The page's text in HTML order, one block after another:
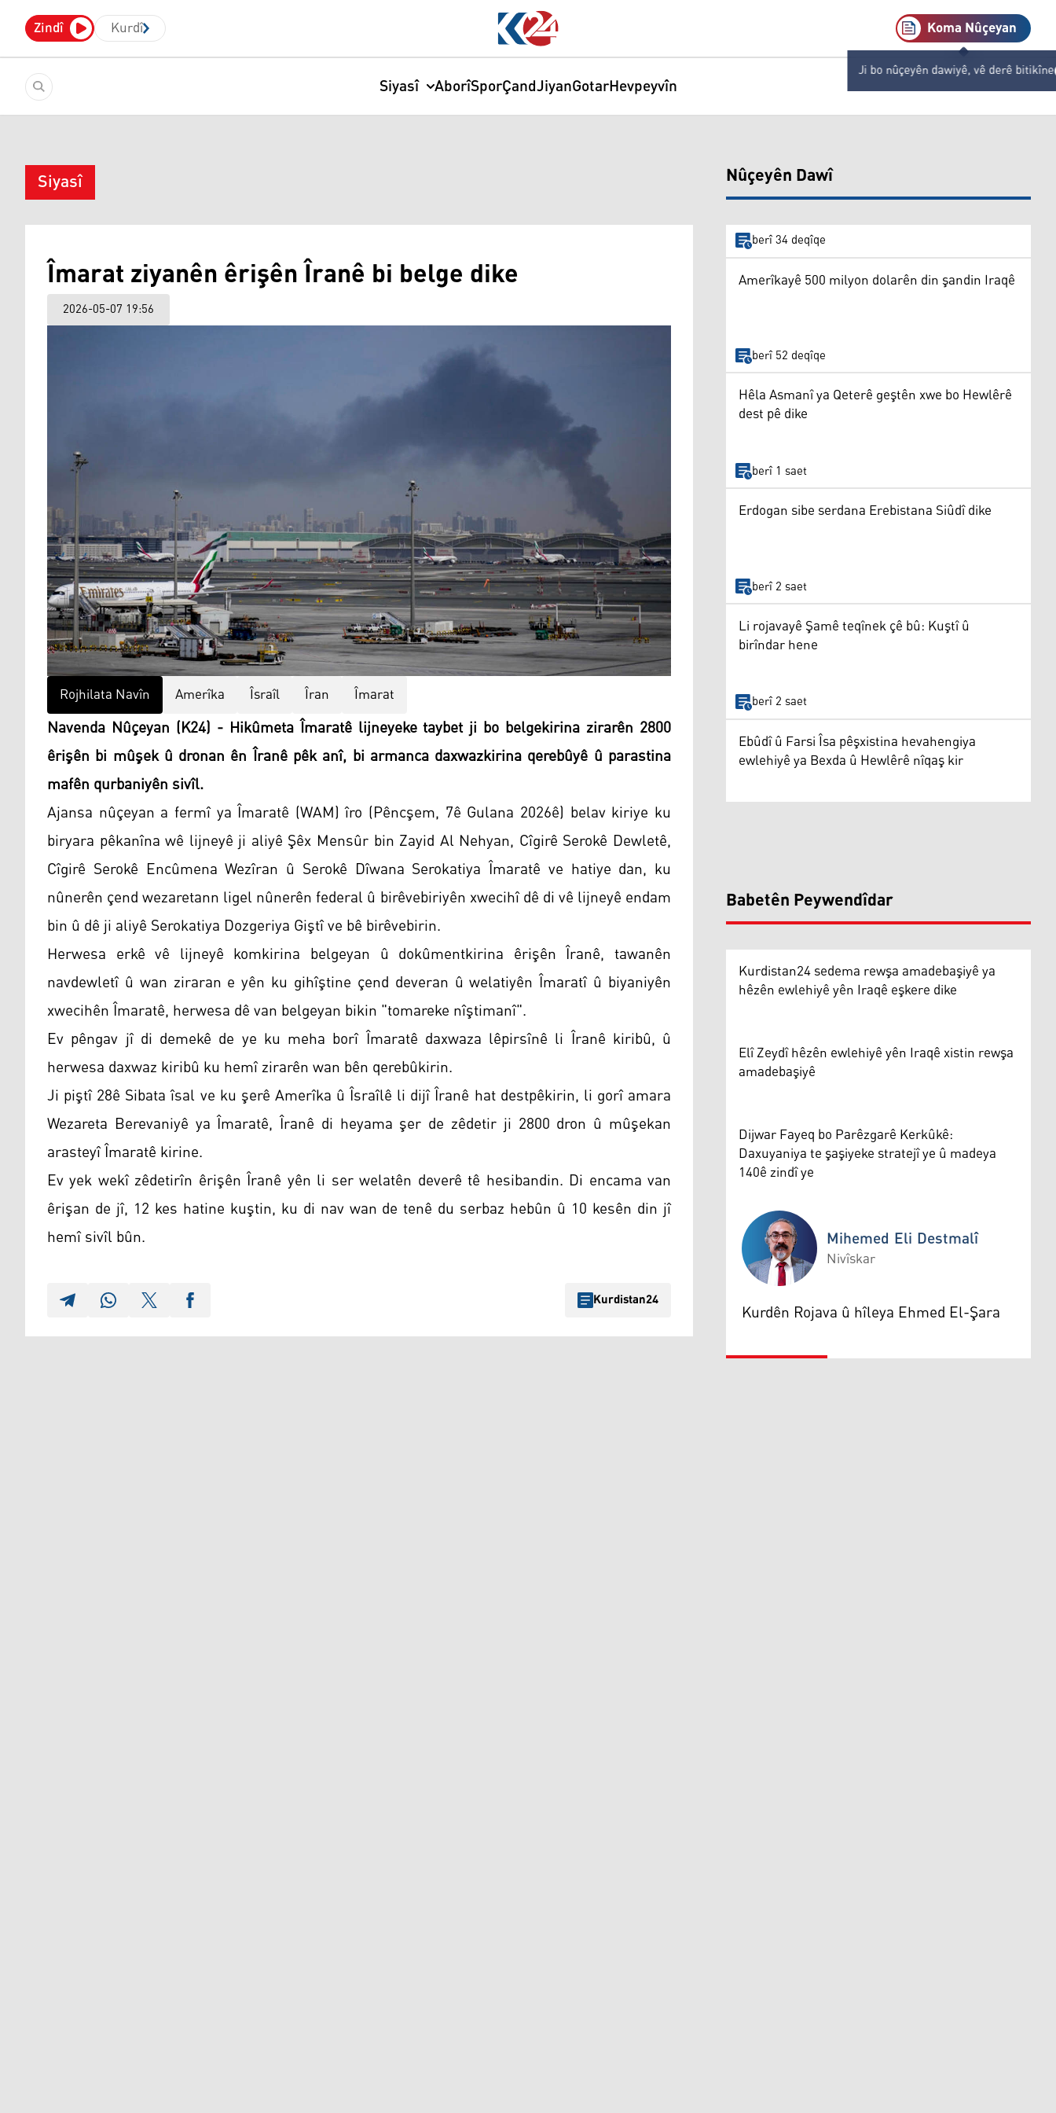
Zindî Kurdî Koma Nûçeyan
Ji bo nûçeyên dawiyê, vê derê bitikîne
Siyasî AborîSporÇandJiyanGotarHevpeyvîn
Siyasî
Îmarat ziyanên êrişên Îranê bi belge dike
2026-05-07 19:56
Rojhilata Navîn Amerîka Îsraîl Îran Îmarat
Navenda Nûçeyan (K24) - Hikûmeta Îmaratê lijneyeke taybet ji bo belgekirina zirarên 2800
êrişên bi mûşek û dronan ên Îranê pêk anî, bi armanca daxwazkirina qerebûyê û parastina
mafên qurbaniyên sivîl.
Ajansa nûçeyan a fermî ya Îmaratê (WAM) îro (Pêncşem, 7ê Gulana 2026ê) belav kiriye ku
biryara pêkanîna wê lijneyê ji aliyê Şêx Mensûr bin Zayid Al Nehyan, Cîgirê Serokê Dewletê,
Cîgirê Serokê Encûmena Wezîran û Serokê Dîwana Serokatiya Îmaratê ve hatiye dan, ku
nûnerên çend wezaretann ligel nûnerên federal û birêvebiriyên xwecihî dê di vê lijneyê endam
bin û dê ji aliyê Serokatiya Dozgeriya Giştî ve bê birêvebirin.
Herwesa erkê vê lijneyê komkirina belgeyan û dokûmentkirina êrişên Îranê, tawanên
navdewletî û wan ziraran e yên ku gihîştine çend deveran û welatiyên Îmaratî û biyaniyên
xwecihên Îmaratê, herwesa dê van belgeyan bikin "tomareke nîştimanî".
Ev pêngav jî di demekê de ye ku meha borî Îmaratê daxwaza lêpirsînê li Îranê kiribû, û
herwesa daxwaz kiribû ku hemî zirarên wan bên qerebûkirin.
Ji piştî 28ê Sibata îsal ve ku şerê Amerîka û Îsraîlê li dijî Îranê hat destpêkirin, li gorî amara
Wezareta Berevaniyê ya Îmaratê, Îranê di heyama şer de zêdetir ji 2800 dron û mûşekan
arasteyî Îmaratê kirine.
Ev yek wekî zêdetirîn êrişên Îranê yên li ser welatên deverê tê hesibandin. Di encama van
êrişan de jî, 12 kes hatine kuştin, ku di nav wan de tenê du serbaz hebûn û 10 kesên din jî
hemî sivîl bûn.
Kurdistan24
Nûçeyên Dawî
berî 34 deqîqe
Amerîkayê 500 milyon dolarên din şandin Iraqê
berî 52 deqîqe
Hêla Asmanî ya Qeterê geştên xwe bo Hewlêrê
dest pê dike
berî 1 saet
Erdogan sibe serdana Erebistana Siûdî dike
berî 2 saet
Li rojavayê Şamê teqînek çê bû: Kuştî û
birîndar hene
berî 2 saet
Ebûdî û Farsi Îsa pêşxistina hevahengiya
ewlehiyê ya Bexda û Hewlêrê nîqaş kir
Babetên Peywendîdar
Kurdistan24 sedema rewşa amadebaşiyê ya
hêzên ewlehiyê yên Iraqê eşkere dike
Elî Zeydî hêzên ewlehiyê yên Iraqê xistin rewşa
amadebaşiyê
Dijwar Fayeq bo Parêzgarê Kerkûkê:
Daxuyaniya te şaşiyeke stratejî ye û madeya
140ê zindî ye
Mihemed Eli Destmalî
Mihemed Eli Destmalî
Nivîskar
Kurdên Rojava û hîleya Ehmed El-Şara